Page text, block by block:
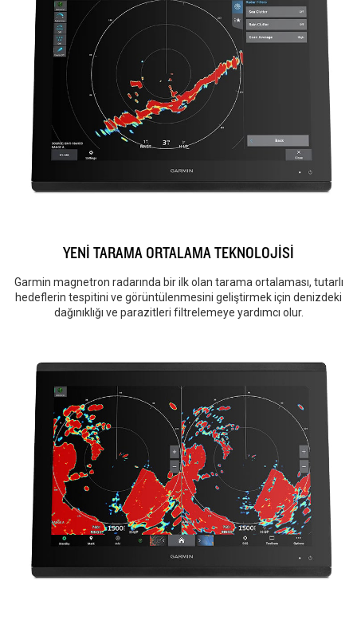
YENİ TARAMA ORTALAMA TEKNOLOJİSİ
Garmin magnetron radarında bir ilk olan tarama ortalaması, tutarlı
hedeflerin tespitini ve görüntülenmesini geliştirmek için denizdeki
dağınıklığı ve parazitleri filtrelemeye yardımcı olur.